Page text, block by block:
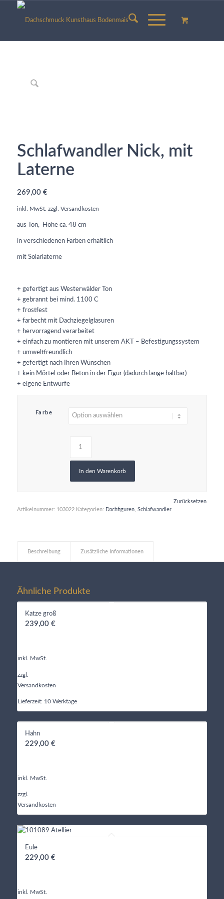
Schlafwandler Nick, mit
Laterne
269,00 €
inkl. MwSt. zzgl. Versandkosten
aus Ton, Höhe ca. 48 cm
in verschiedenen Farben erhältlich
mit Solarlaterne
+ gefertigt aus Westerwälder Ton
+ gebrannt bei mind. 1100 C
+ frostfest
+ farbecht mit Dachziegelglasuren
+ hervorragend verarbeitet
+ einfach zu montieren mit unserem AKT – Befestigungssystem
+ umweltfreundlich
+ gefertigt nach Ihren Wünschen
+ kein Mörtel oder Beton in der Figur (dadurch lange haltbar)
+ eigene Entwürfe
Farbe
Zurücksetzen
In den Warenkorb
Artikelnummer: 103022 Kategorien: Dachfiguren, Schlafwandler
Beschreibung Zusätzliche Informationen
Ähnliche Produkte
Katze groß
239,00 €
inkl. MwSt.
zzgl.
Versandkosten
Lieferzeit: 10 Werktage
Hahn
229,00 €
inkl. MwSt.
zzgl.
Versandkosten
Eule
229,00 €
inkl. MwSt.